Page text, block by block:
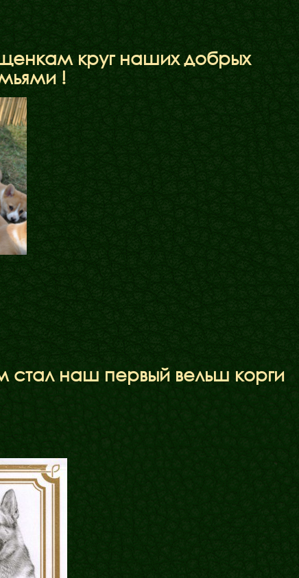
круг наших добрых
!
стал наш первый вельш корги
Блог
Галереї